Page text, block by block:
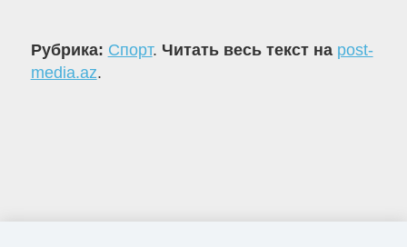
Рубрика: Спорт. Читать весь текст на post-
media.az.